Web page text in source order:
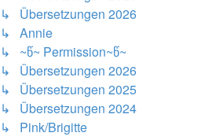
↳ Übersetzungen 2026
↳ Annie
↳ ~წ~ Permission~წ~
↳ Übersetzungen 2026
↳ Übersetzungen 2025
↳ Übersetzungen 2024
↳ Pink/Brigitte